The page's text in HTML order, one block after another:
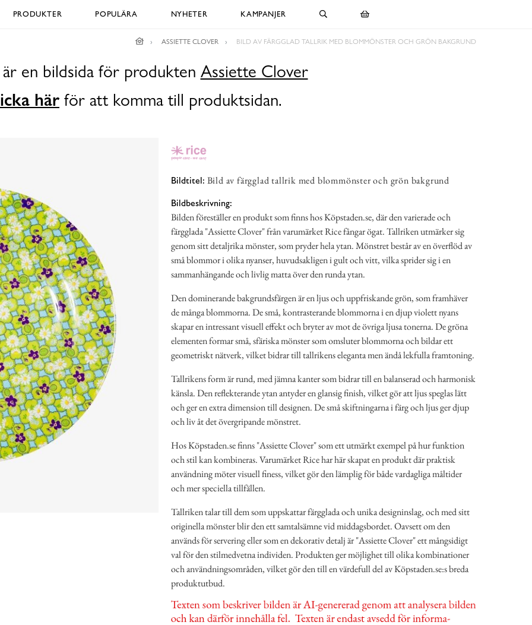
PRODUKTER POPULÄRA NYHETER KAMPANJER
ASSIETTE CLOVER BILD AV FÄRGGLAD TALLRIK MED BLOMMÖNSTER OCH GRÖN BAKGRUND
en bildsida för produkten Assiette Clover
här för att komma till produktsidan.
Bildtitel: Bild av färgglad tallrik med blommönster och grön bakgrund
Bildbeskrivning:
Bilden föreställer en produkt som finns hos Köpstaden.se, där den varierade och
färgglada "Assiette Clover" från varumärket Rice fångar ögat. Tallriken utmärker sig
genom sitt detaljrika mönster, som pryder hela ytan. Mönstret består av en överflöd av
små blommor i olika nyanser, huvudsakligen i gult och vitt, vilka sprider sig i en
sammanhängande och livlig matta över den runda ytan.
Den dominerande bakgrundsfärgen är en ljus och uppfriskande grön, som framhäver
de många blommorna. De små, kontrasterande blommorna i en djup violett nyans
skapar en intressant visuell effekt och bryter av mot de övriga ljusa tonerna. De gröna
elementen formar små, sfäriska mönster som omsluter blommorna och bildar ett
geometriskt nätverk, vilket bidrar till tallrikens eleganta men ändå lekfulla framtoning.
Tallrikens form är rund, med jämna kanter som bidrar till en balanserad och harmonisk
känsla. Den reflekterande ytan antyder en glansig finish, vilket gör att ljus speglas lätt
och ger en extra dimension till designen. De små skiftningarna i färg och ljus ger djup
och liv åt det övergripande mönstret.
Hos Köpstaden.se finns "Assiette Clover" som ett utmärkt exempel på hur funktion
och stil kan kombineras. Varumärket Rice har här skapat en produkt där praktisk
användning möter visuell finess, vilket gör den lämplig för både vardagliga måltider
och mer speciella tillfällen.
Tallriken talar till dem som uppskattar färgglada och unika designinslag, och med sitt
originella mönster blir den ett samtalsämne vid middagsbordet. Oavsett om den
används för servering eller som en dekorativ detalj är "Assiette Clover" ett mångsidigt
val för den stilmedvetna individen. Produkten ger möjlighet till olika kombinationer
och användningsområden, vilket gör den till en värdefull del av Köpstaden.se:s breda
produktutbud.